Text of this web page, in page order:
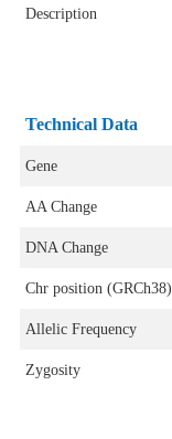
Description
Technical Data
Gene
AA Change
DNA Change
Chr position (GRCh38)
Allelic Frequency
Zygosity